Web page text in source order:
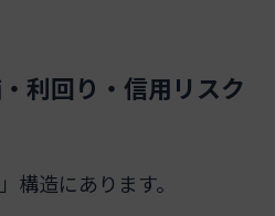
利回り・信用リスク
構造にあります。